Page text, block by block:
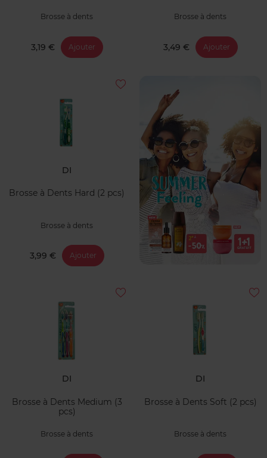
Brosse à dents
3,19 € Ajouter
Brosse à dents
3,49 € Ajouter
DI
Brosse à Dents Hard (2 pcs)
Brosse à dents
3,99 € Ajouter
DI
Brosse à Dents Medium (3
pcs)
Brosse à dents
DI
Brosse à Dents Soft (2 pcs)
Brosse à dents